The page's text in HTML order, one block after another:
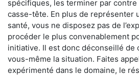
spécifiques, les terminer par contre
casse-tête. En plus de représenter
santé, vous ne disposez pas de
procéder le plus convenablement
initiative. Il est donc déconseillé de
vous-même la situation. Faites
expérimenté dans le domaine, le